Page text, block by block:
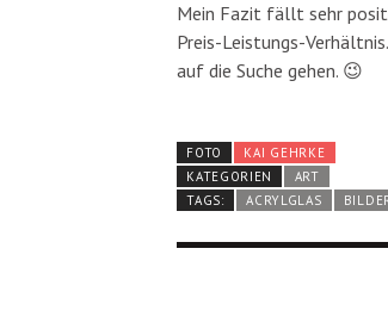
Mein Fazit fällt sehr
Preis-Leistungs-
auf die Suche gehen. 😉
FOTO
KAI GEHRKE
KATEGORIEN
ART
TAGS:
ACRYLGLAS